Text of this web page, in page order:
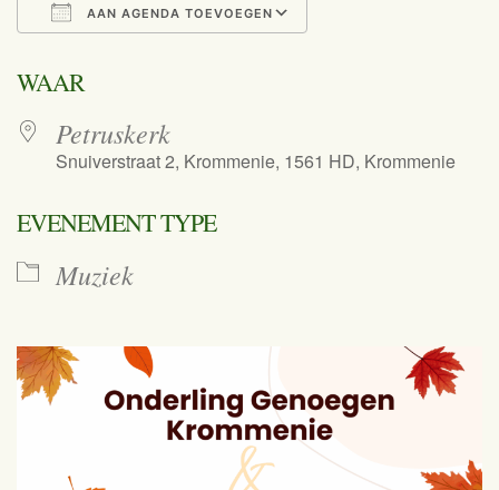
AAN AGENDA TOEVOEGEN
WAAR
Petruskerk
Snuiverstraat 2, Krommenie, 1561 HD, Krommenie
EVENEMENT TYPE
Muziek